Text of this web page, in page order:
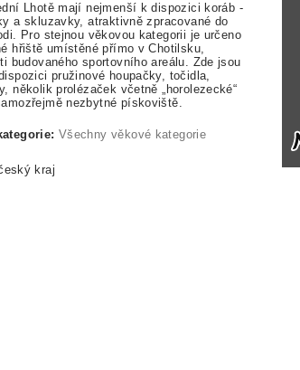
Lhotě mají nejmenší k dispozici koráb -
a skluzavky, atraktivně zpracované do
Pro stejnou věkovou kategorii je určeno
hřiště umístěné přímo v Chotilsku,
budovaného sportovního areálu. Zde jsou
pružinové houpačky, točidla,
několik prolézaček včetně „horolezecké“
nezbytné pískoviště.
Všechny věkové kategorie
kraj